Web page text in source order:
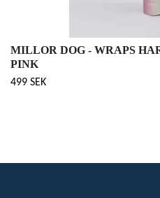
MILLOR DOG - WRAPS
PINK
499 SEK